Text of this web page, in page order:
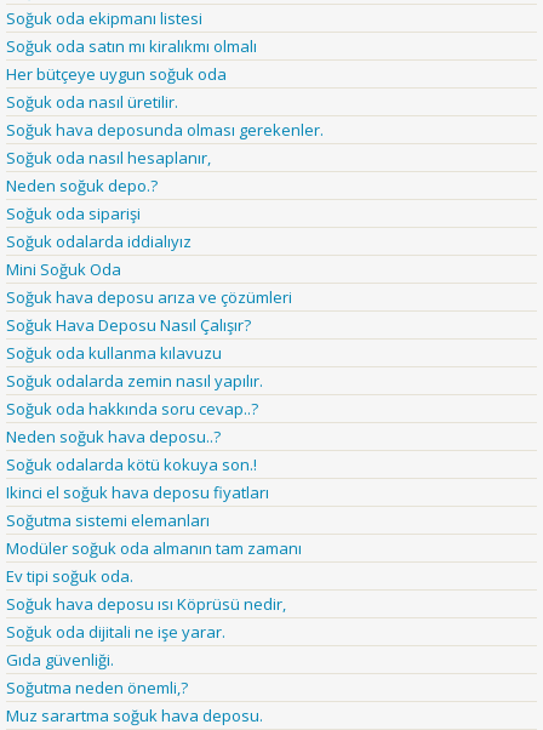
Soğuk oda ekipmanı listesi
Soğuk oda satın mı kiralıkmı olmalı
Her bütçeye uygun soğuk oda
Soğuk oda nasıl üretilir.
Soğuk hava deposunda olması gerekenler.
Soğuk oda nasıl hesaplanır,
Neden soğuk depo.?
Soğuk oda siparişi
Soğuk odalarda iddialıyız
Mini Soğuk Oda
Soğuk hava deposu arıza ve çözümleri
Soğuk Hava Deposu Nasıl Çalışır?
Soğuk oda kullanma kılavuzu
Soğuk odalarda zemin nasıl yapılır.
Soğuk oda hakkında soru cevap..?
Neden soğuk hava deposu..?
Soğuk odalarda kötü kokuya son.!
Ikinci el soğuk hava deposu fiyatları
Soğutma sistemi elemanları
Modüler soğuk oda almanın tam zamanı
Ev tipi soğuk oda.
Soğuk hava deposu ısı Köprüsü nedir,
Soğuk oda dijitali ne işe yarar.
Gıda güvenliği.
Soğutma neden önemli,?
Muz sarartma soğuk hava deposu.